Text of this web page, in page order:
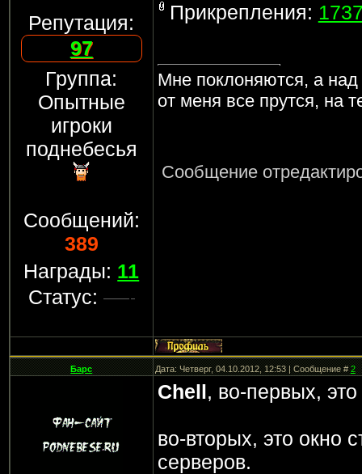
Репутация:
97
Группа:
Опытные
игроки
поднебесья
Сообщений:
389
Награды: 11
Статус:
Прикрепления:
Мне поклоняются, а
от меня все прутся, на
Сообщение
Барс Дата: Четверг, 04.10.2012, 12:53 | Сообщение #2
Chell, во-первых,
во-вторых, это окно
серверов.